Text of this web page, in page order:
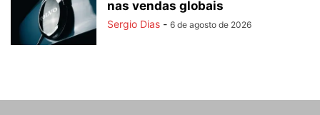
nas vendas globais
Sergio Dias - 6 de agosto de 2026